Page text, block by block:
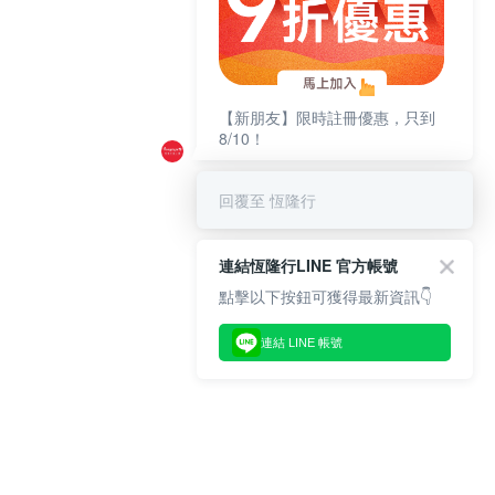
【新朋友】限時註冊優惠，只到
8/10！
回覆至 恆隆行
連結恆隆行LINE 官方帳號
點擊以下按鈕可獲得最新資訊👇
連結 LINE 帳號